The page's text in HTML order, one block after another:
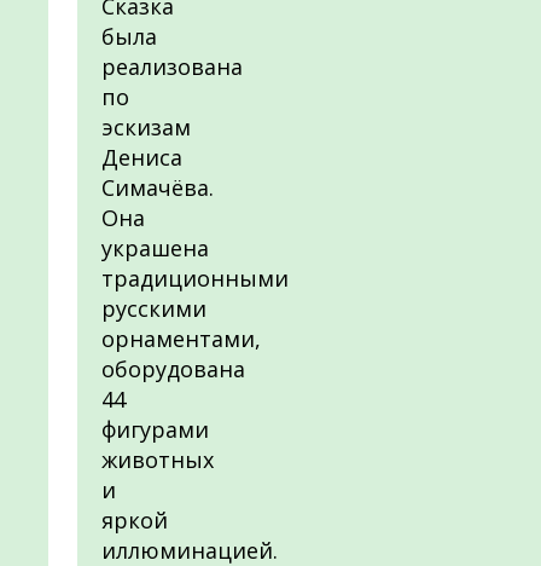
Сказка
была
реализована
по
эскизам
Дениса
Симачёва.
Она
украшена
традиционными
русскими
орнаментами,
оборудована
44
фигурами
животных
и
яркой
иллюминацией.